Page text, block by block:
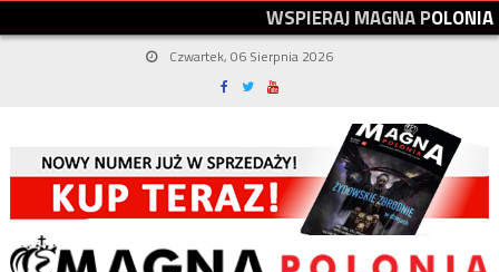
WSPIERAJMAGNAPOLONIA
Czwartek, 06 Sierpnia 2026